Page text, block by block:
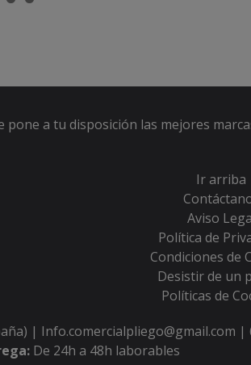
a tu disposición las mejores
Ir arriba
Aviso
Política de
Condiciones de
Desistir de un
Políticas de
| Info.comercialpliego@gmail.com |
De 24h a 48h laborables